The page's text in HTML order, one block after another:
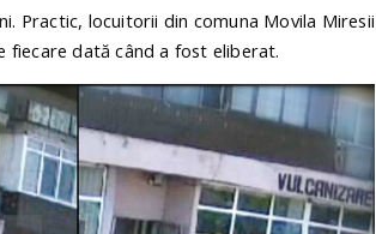
Practic, locuitorii din comuna Movila Miresii
fiecare dată când a fost eliberat.